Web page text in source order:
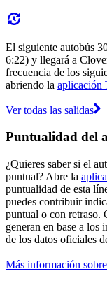
El siguiente autobús
6:22) y llegará a
frecuencia de los
abriendo la aplicación
Ver todas las salidas
Puntualidad del
¿Quieres saber si el
puntual? Abre la
puntualidad de esta
puedes contribuir
puntual o con retraso.
generan en base a los
de los datos oficiales
Más información